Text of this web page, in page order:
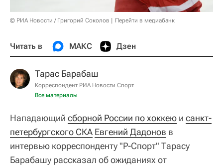
© РИА Новости / Григорий Соколов Перейти в медиабанк
Читать в МАКС Дзен
Тарас Барабаш
Корреспондент РИА Новости Спорт
Все материалы
Нападающий сборной России по хоккею и санкт-
петербургского СКА Евгений Дадонов в
интервью корреспонденту "Р-Спорт" Тарасу
Барабашу рассказал об ожиданиях от